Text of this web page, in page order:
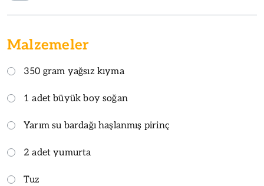
Malzemeler
350 gram yağsız kıyma
1 adet büyük boy soğan
Yarım su bardağı haşlanmış pirinç
2 adet yumurta
Tuz